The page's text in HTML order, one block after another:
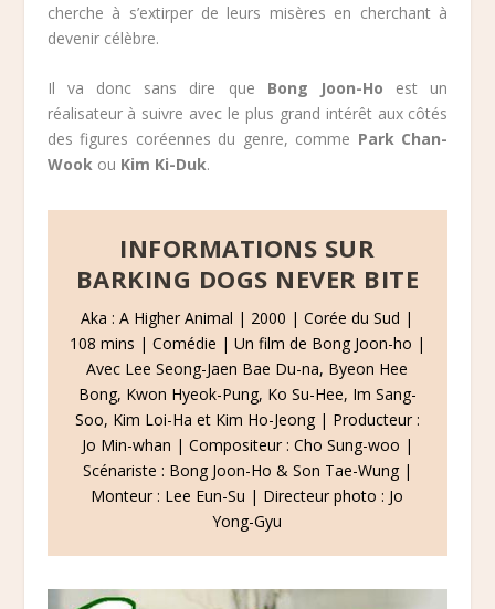
cherche à s’extirper de leurs misères en cherchant à
devenir célèbre.
Il va donc sans dire que Bong Joon-Ho est un
réalisateur à suivre avec le plus grand intérêt aux côtés
des figures coréennes du genre, comme Park Chan-
Wookou Kim Ki-Duk.
INFORMATIONS SUR
BARKING DOGS NEVER BITE
Aka : A Higher Animal | 2000 | Corée du Sud |
108 mins | Comédie | Un film de Bong Joon-ho |
Avec Lee Seong-Jaen Bae Du-na, Byeon Hee
Bong, Kwon Hyeok-Pung, Ko Su-Hee, Im Sang-
Soo, Kim Loi-Ha et Kim Ho-Jeong | Producteur :
Jo Min-whan | Compositeur : Cho Sung-woo |
Scénariste : Bong Joon-Ho & Son Tae-Wung |
Monteur : Lee Eun-Su | Directeur photo : Jo
Yong-Gyu